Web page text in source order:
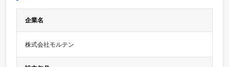
企業名
株式会社モルテン